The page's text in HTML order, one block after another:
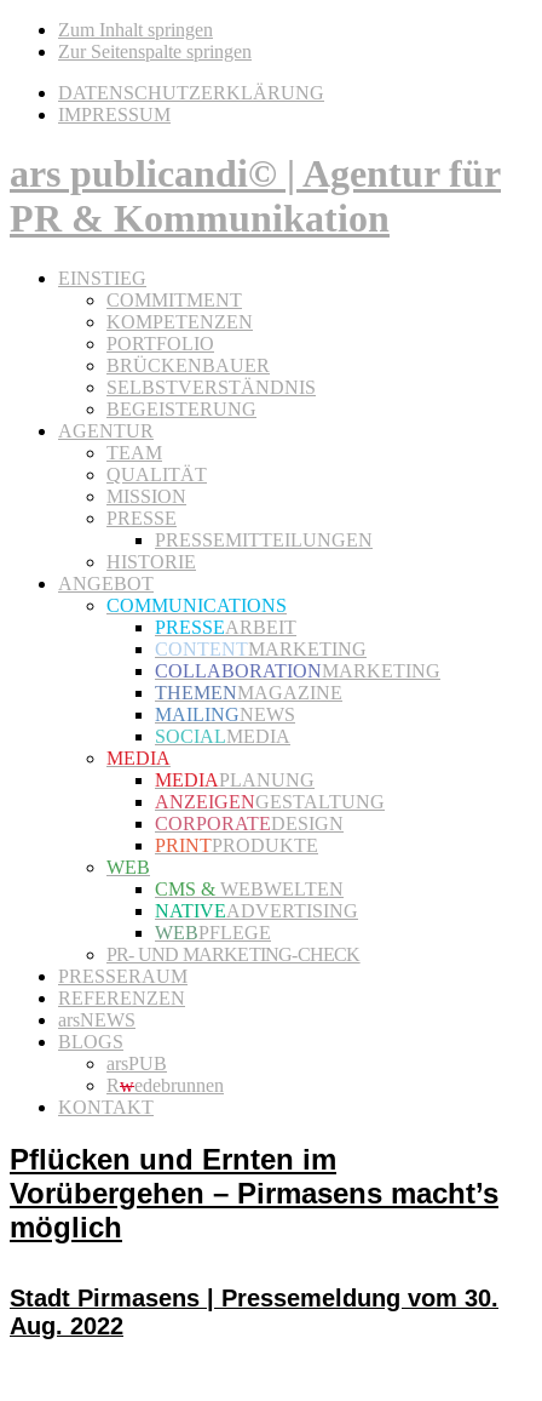
Zum Inhalt springen
Zur Seitenspalte springen
DATENSCHUTZERKLÄRUNG
IMPRESSUM
ars publicandi© | Agentur für
PR & Kommunikation
EINSTIEG
COMMITMENT
KOMPETENZEN
PORTFOLIO
BRÜCKENBAUER
SELBSTVERSTÄNDNIS
BEGEISTERUNG
AGENTUR
TEAM
QUALITÄT
MISSION
PRESSE
PRESSEMITTEILUNGEN
HISTORIE
ANGEBOT
COMMUNICATIONS
PRESSEARBEIT
CONTENTMARKETING
COLLABORATIONMARKETING
THEMENMAGAZINE
MAILINGNEWS
SOCIALMEDIA
MEDIA
MEDIAPLANUNG
ANZEIGENGESTALTUNG
CORPORATEDESIGN
PRINTPRODUKTE
WEB
CMS & WEBWELTEN
NATIVEADVERTISING
WEBPFLEGE
PR- UND MARKETING-CHECK
PRESSERAUM
REFERENZEN
arsNEWS
BLOGS
arsPUB
Rwedebrunnen
KONTAKT
Pflücken und Ernten im
Vorübergehen – Pirmasens macht’s
möglich
Stadt Pirmasens | Pressemeldung vom 30.
Aug. 2022